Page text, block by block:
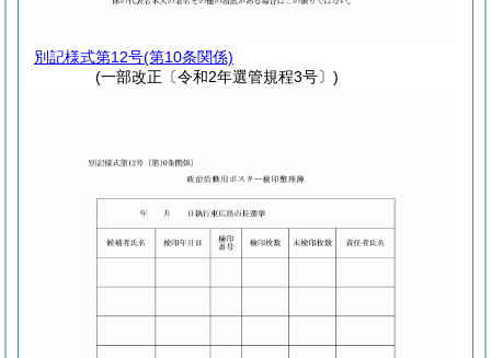
別記様式第12号(第10条関係)
(一部改正〔令和2年選管規程3号〕)